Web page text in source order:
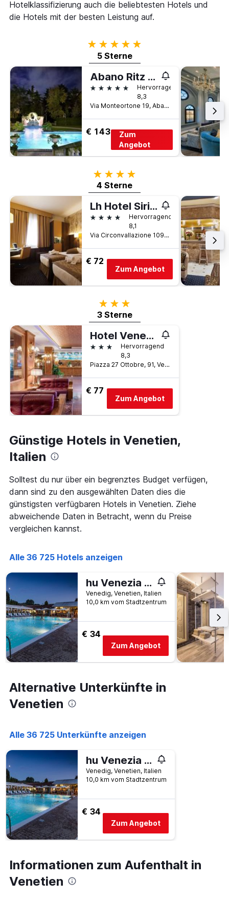
Hotelklassifizierung auch die beliebtesten Hotels und
die Hotels mit der besten Leistung auf.
5 Sterne
5 Sterne
Abano Ritz Hotel Terme
5 Sterne
Hervorragend
8,3
Via Monteortone 19, Abano Terme, Venetien, Italien
€ 143
Zum
Angebot
4 Sterne
4 Sterne
Lh Hotel Sirio Venice
4 Sterne
Hervorragend
8,1
Via Circonvallazione 109, Venedig, Venetien, Italien
€ 72
Zum Angebot
3 Sterne
3 Sterne
Hotel Venezia
3 SterneHervorragend
8,3
Piazza 27 Ottobre, 91, Venedig, Venetien, Italien
€ 77
Zum Angebot
Günstige Hotels in Venetien,
Italien
Solltest du nur über ein begrenztes Budget verfügen,
dann sind zu den ausgewählten Daten dies die
günstigsten verfügbaren Hotels in Venetien. Ziehe
abweichende Daten in Betracht, wenn du Preise
vergleichen kannst.
Alle 36 725 Hotels anzeigen
hu Venezia Camping in Town
Venedig, Venetien, Italien
10,0 km vom Stadtzentrum
€ 34
Zum Angebot
Alternative Unterkünfte in
Venetien
Alle 36 725 Unterkünfte anzeigen
hu Venezia Camping in Town
Venedig, Venetien, Italien
10,0 km vom Stadtzentrum
€ 34
Zum Angebot
Informationen zum Aufenthalt in
Venetien